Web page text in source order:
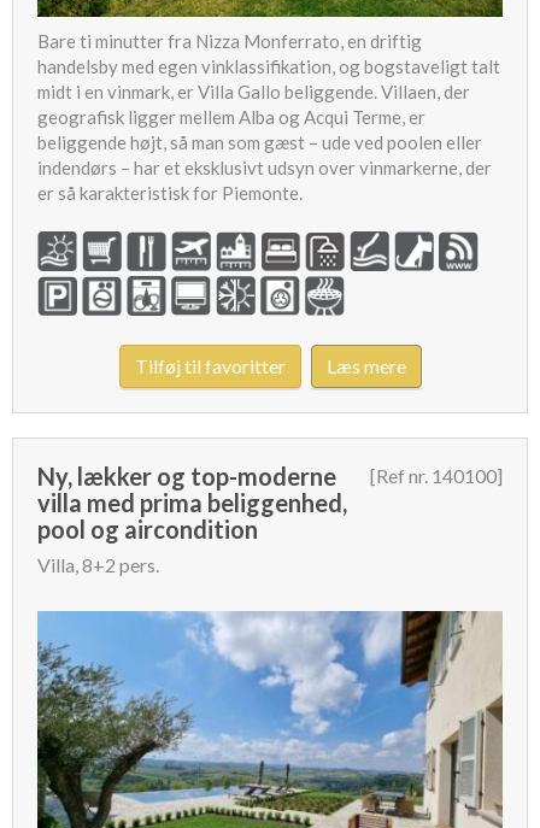
Bare ti minutter fra Nizza Monferrato, en driftig
handelsby med egen vinklassifikation, og bogstaveligt talt
midt i en vinmark, er Villa Gallo beliggende. Villaen, der
geografisk ligger mellem Alba og Acqui Terme, er
beliggende højt, så man som gæst – ude ved poolen eller
indendørs – har et eksklusivt udsyn over vinmarkerne, der
er så karakteristisk for Piemonte.
Tilføj til favoritter Læs mere
Ny, lækker og top-moderne
villa med prima beliggenhed,
pool og aircondition
Villa, 8+2 pers.
[Ref nr. 140100]